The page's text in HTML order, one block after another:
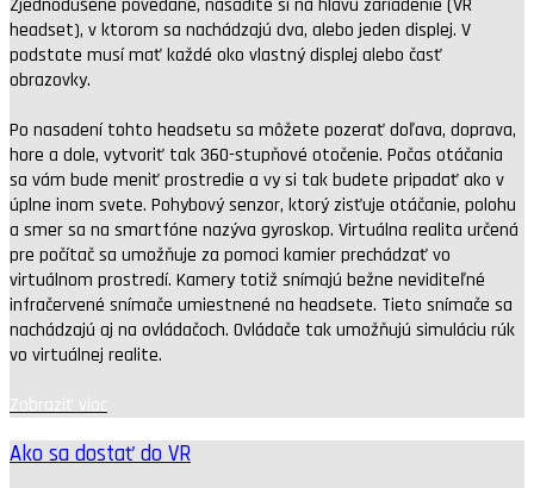
Zjednodušene povedané, nasadíte si na hlavu zariadenie (VR
headset), v ktorom sa nachádzajú dva, alebo jeden displej. V
podstate musí mať každé oko vlastný displej alebo časť
obrazovky.
Po nasadení tohto headsetu sa môžete pozerať doľava, doprava,
hore a dole, vytvoriť tak 360-stupňové otočenie. Počas otáčania
sa vám bude meniť prostredie a vy si tak budete pripadať ako v
úplne inom svete. Pohybový senzor, ktorý zisťuje otáčanie, polohu
a smer sa na smartfóne nazýva gyroskop. Virtuálna realita určená
pre počítač sa umožňuje za pomoci kamier prechádzať vo
virtuálnom prostredí. Kamery totiž snímajú bežne neviditeľné
infračervené snímače umiestnené na headsete. Tieto snímače sa
nachádzajú aj na ovládačoch. Ovládače tak umožňujú simuláciu rúk
vo virtuálnej realite.
Zobraziť viac
Ako sa dostať do VR